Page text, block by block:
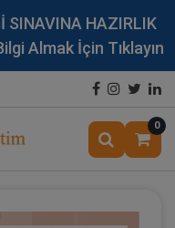
SINAVINA HAZIRLIK
Almak İçin Tıklayın
0